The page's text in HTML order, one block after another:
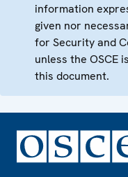
information
given nor
for Security and
unless the OSCE
this document.